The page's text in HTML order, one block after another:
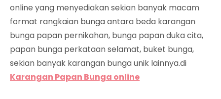
online yang menyediakan sekian banyak macam
format rangkaian bunga antara beda karangan
bunga papan pernikahan, bunga papan duka cita,
papan bunga perkataan selamat, buket bunga,
sekian banyak karangan bunga unik lainnya.di
Karangan Papan Bunga online